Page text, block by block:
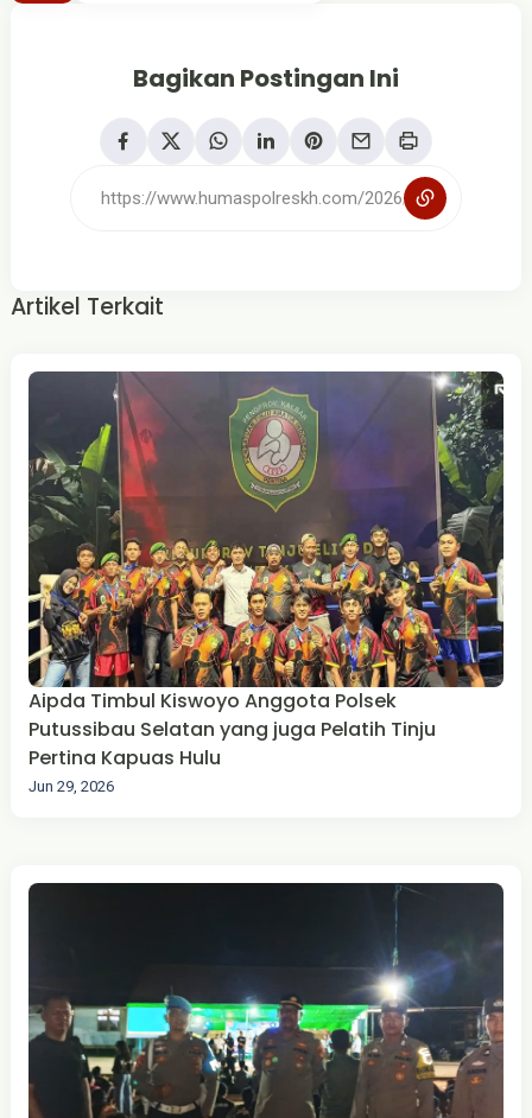
Bagikan Postingan Ini
Artikel Terkait
Aipda Timbul Kiswoyo Anggota Polsek
Putussibau Selatan yang juga Pelatih Tinju
Pertina Kapuas Hulu
Jun 29, 2026